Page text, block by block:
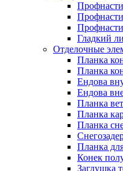
Гладкий
Отделочные
Планка
Планка
Ендова
Ендова
Планка
Планка
Планка
Планка
Конек
Заглушка